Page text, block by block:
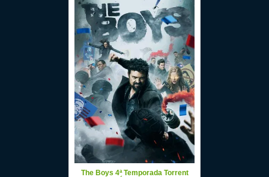
The Boys 4ª Temporada Torrent